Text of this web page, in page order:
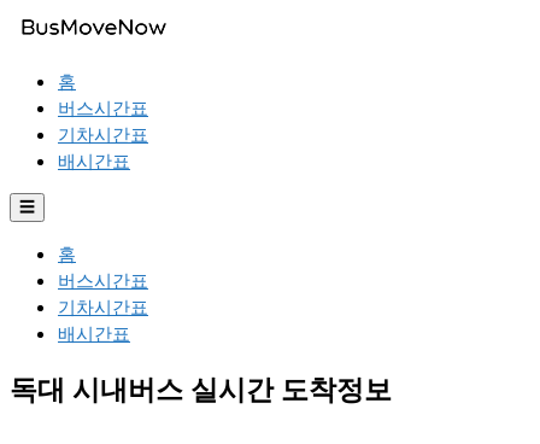
홈
버스시간표
기차시간표
배시간표
☰
홈
버스시간표
기차시간표
배시간표
독대 시내버스 실시간 도착정보